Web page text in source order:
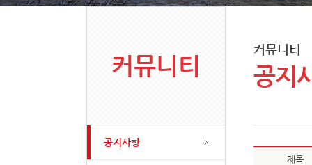
커뮤니티
공지사항
커뮤니티
공지
제목